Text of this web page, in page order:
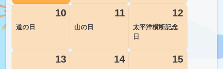
10
道の日
11
山の日
12
太平洋横断記念
日
13 14 15